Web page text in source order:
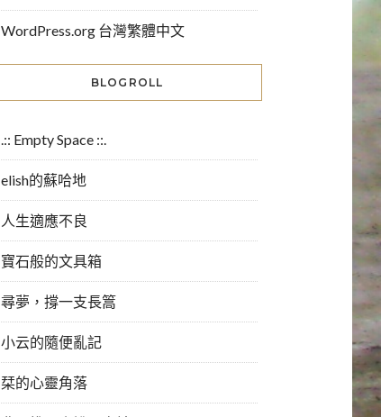
WordPress.org 台灣繁體中文
BLOGROLL
.:: Empty Space ::.
elish的蘇哈地
人生適應不良
寶石般的文具箱
尋夢，撐一支長篙
小云的隨便亂記
栞的心靈角落